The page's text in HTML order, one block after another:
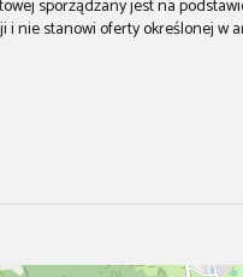
sporządzany jest na
nie stanowi oferty określonej w